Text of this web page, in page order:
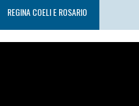
REGINA COELI E ROSARIO